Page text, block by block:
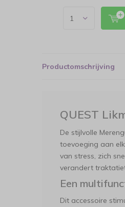
Productomschrijving
QUEST
De stijlvolle
toevoeging aan
van stress, zich
verandert
Een
Dit accessoire